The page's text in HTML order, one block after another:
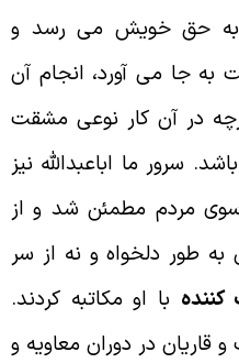
به حق خويش مى رسد و
جا مى آورد، انجام آن
در آن كار نوعى مشقت
ما اباعبدالله نيز
مردم مطمئن شد و از
طور دلخواه و نه از سر
با او مكاتبه كردند.
قاريان در دوران معاويه و